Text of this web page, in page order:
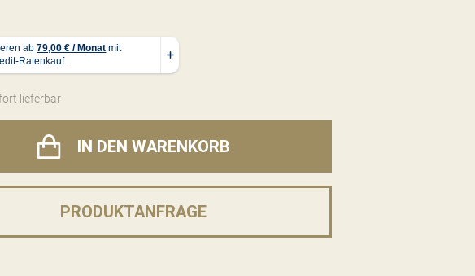
lieferbar
IN DEN WARENKORB
PRODUKTANFRAGE